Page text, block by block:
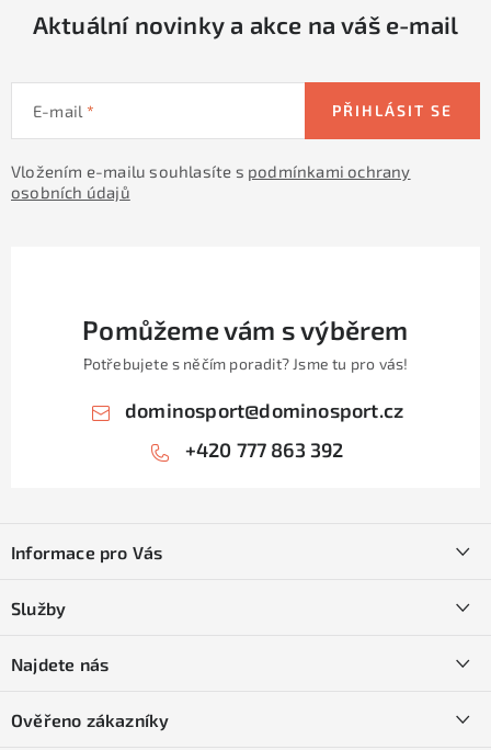
Aktuální novinky a akce na váš e-mail
E-mail
Vložením e-mailu souhlasíte s podmínkami ochrany
osobních údajů
PŘIHLÁSIT SE
Pomůžeme vám s výběrem
Potřebujete s něčím poradit? Jsme tu pro vás!
dominosport@dominosport.cz
+420 777 863 392
pInformace pro Vás
Obchodní podmínky
Podmínky GDPR
Služby
Naše prodejna
Najdete nás
Ověřeno zákazníky